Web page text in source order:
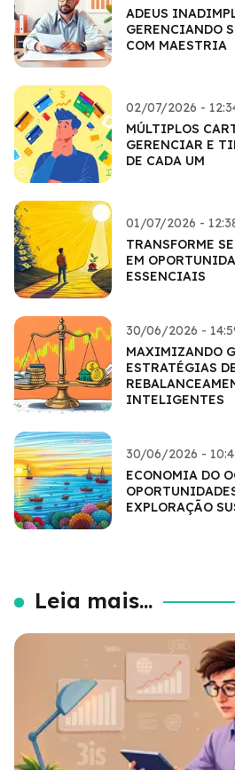
ADEUS
GERENCIANDO
COM MAESTRIA
02/07/2026 -
MÚLTIPLOS
GERENCIAR E
DE CADA UM
01/07/2026 -
TRANSFORME
EM
ESSENCIAIS
30/06/2026 -
MAXIMIZANDO
ESTRATÉGIAS
INTELIGENTES
30/06/2026 -
ECONOMIA DO
EXPLORAÇÃO
Leia mais...